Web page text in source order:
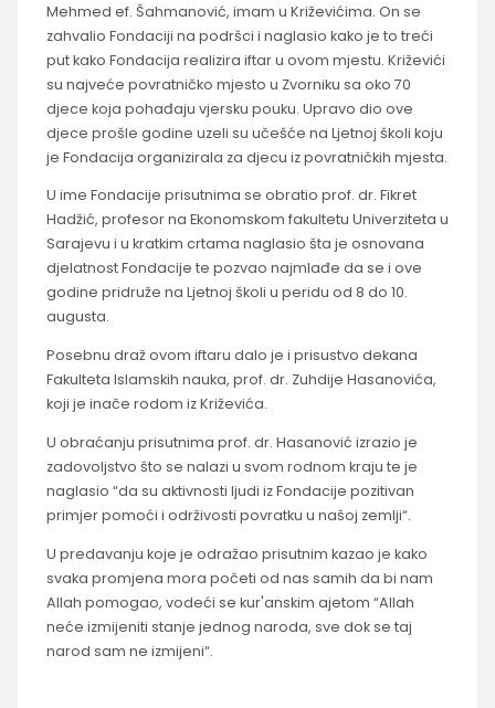
Mehmed ef. Šahmanović, imam u Križevićima. On se
zahvalio Fondaciji na podršci i naglasio kako je to treći
put kako Fondacija realizira iftar u ovom mjestu. Križevići
su najveće povratničko mjesto u Zvorniku sa oko 70
djece koja pohađaju vjersku pouku. Upravo dio ove
djece prošle godine uzeli su učešće na Ljetnoj školi koju
je Fondacija organizirala za djecu iz povratničkih mjesta.
U ime Fondacije prisutnima se obratio prof. dr. Fikret
Hadžić, profesor na Ekonomskom fakultetu Univerziteta u
Sarajevu i u kratkim crtama naglasio šta je osnovana
djelatnost Fondacije te pozvao najmlađe da se i ove
godine pridruže na Ljetnoj školi u peridu od 8 do 10.
augusta.
Posebnu draž ovom iftaru dalo je i prisustvo dekana
Fakulteta Islamskih nauka, prof. dr. Zuhdije Hasanovića,
koji je inače rodom iz Križevića.
U obraćanju prisutnima prof. dr. Hasanović izrazio je
zadovoljstvo što se nalazi u svom rodnom kraju te je
naglasio “da su aktivnosti ljudi iz Fondacije pozitivan
primjer pomoći i održivosti povratku u našoj zemlji“.
U predavanju koje je odražao prisutnim kazao je kako
svaka promjena mora početi od nas samih da bi nam
Allah pomogao, vodeći se kur'anskim ajetom “Allah
neće izmijeniti stanje jednog naroda, sve dok se taj
narod sam ne izmijeni“.